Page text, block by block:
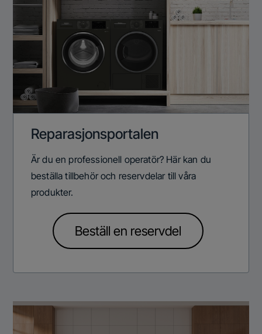
Reparasjonsportalen
Är du en professionell operatör? Här kan du
beställa tillbehör och reservdelar till våra
produkter.
Beställ en reservdel